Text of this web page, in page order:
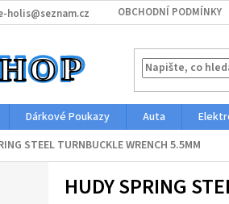
holis@seznam.cz OBCHODNÍ PODMÍNKY
Dárkové Poukazy Auta
STEEL TURNBUCKLE WRENCH 5.5MM
HUDY SPRING